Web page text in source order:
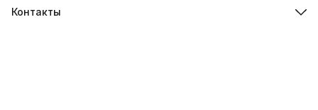
Контакты